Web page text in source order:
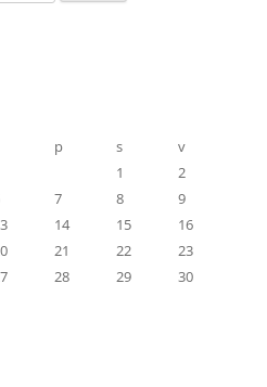
p s
v
1
2
7 8
9
14 15
16
21 22
23
28 29
30